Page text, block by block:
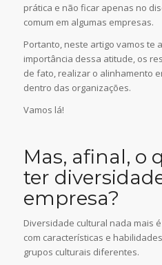
prática e não ficar apenas no
comum em algumas empresas.
Portanto, neste artigo vamos te
importância dessa atitude, os
de fato, realizar o alinhamento
dentro das organizações.
Vamos lá!
Mas, afinal, o
ter
empresa?
Diversidade cultural nada mais
com características e
grupos culturais diferentes.